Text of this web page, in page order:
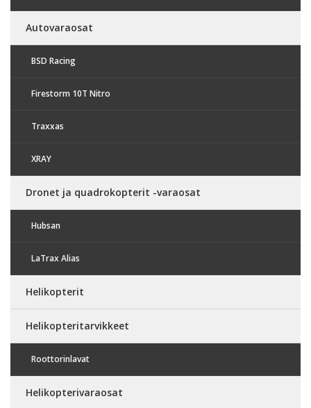
Autovaraosat
BSD Racing
Firestorm 10T Nitro
Traxxas
XRAY
Dronet ja quadrokopterit -varaosat
Hubsan
LaTrax Alias
Helikopterit
Helikopteritarvikkeet
Roottorinlavat
Helikopterivaraosat